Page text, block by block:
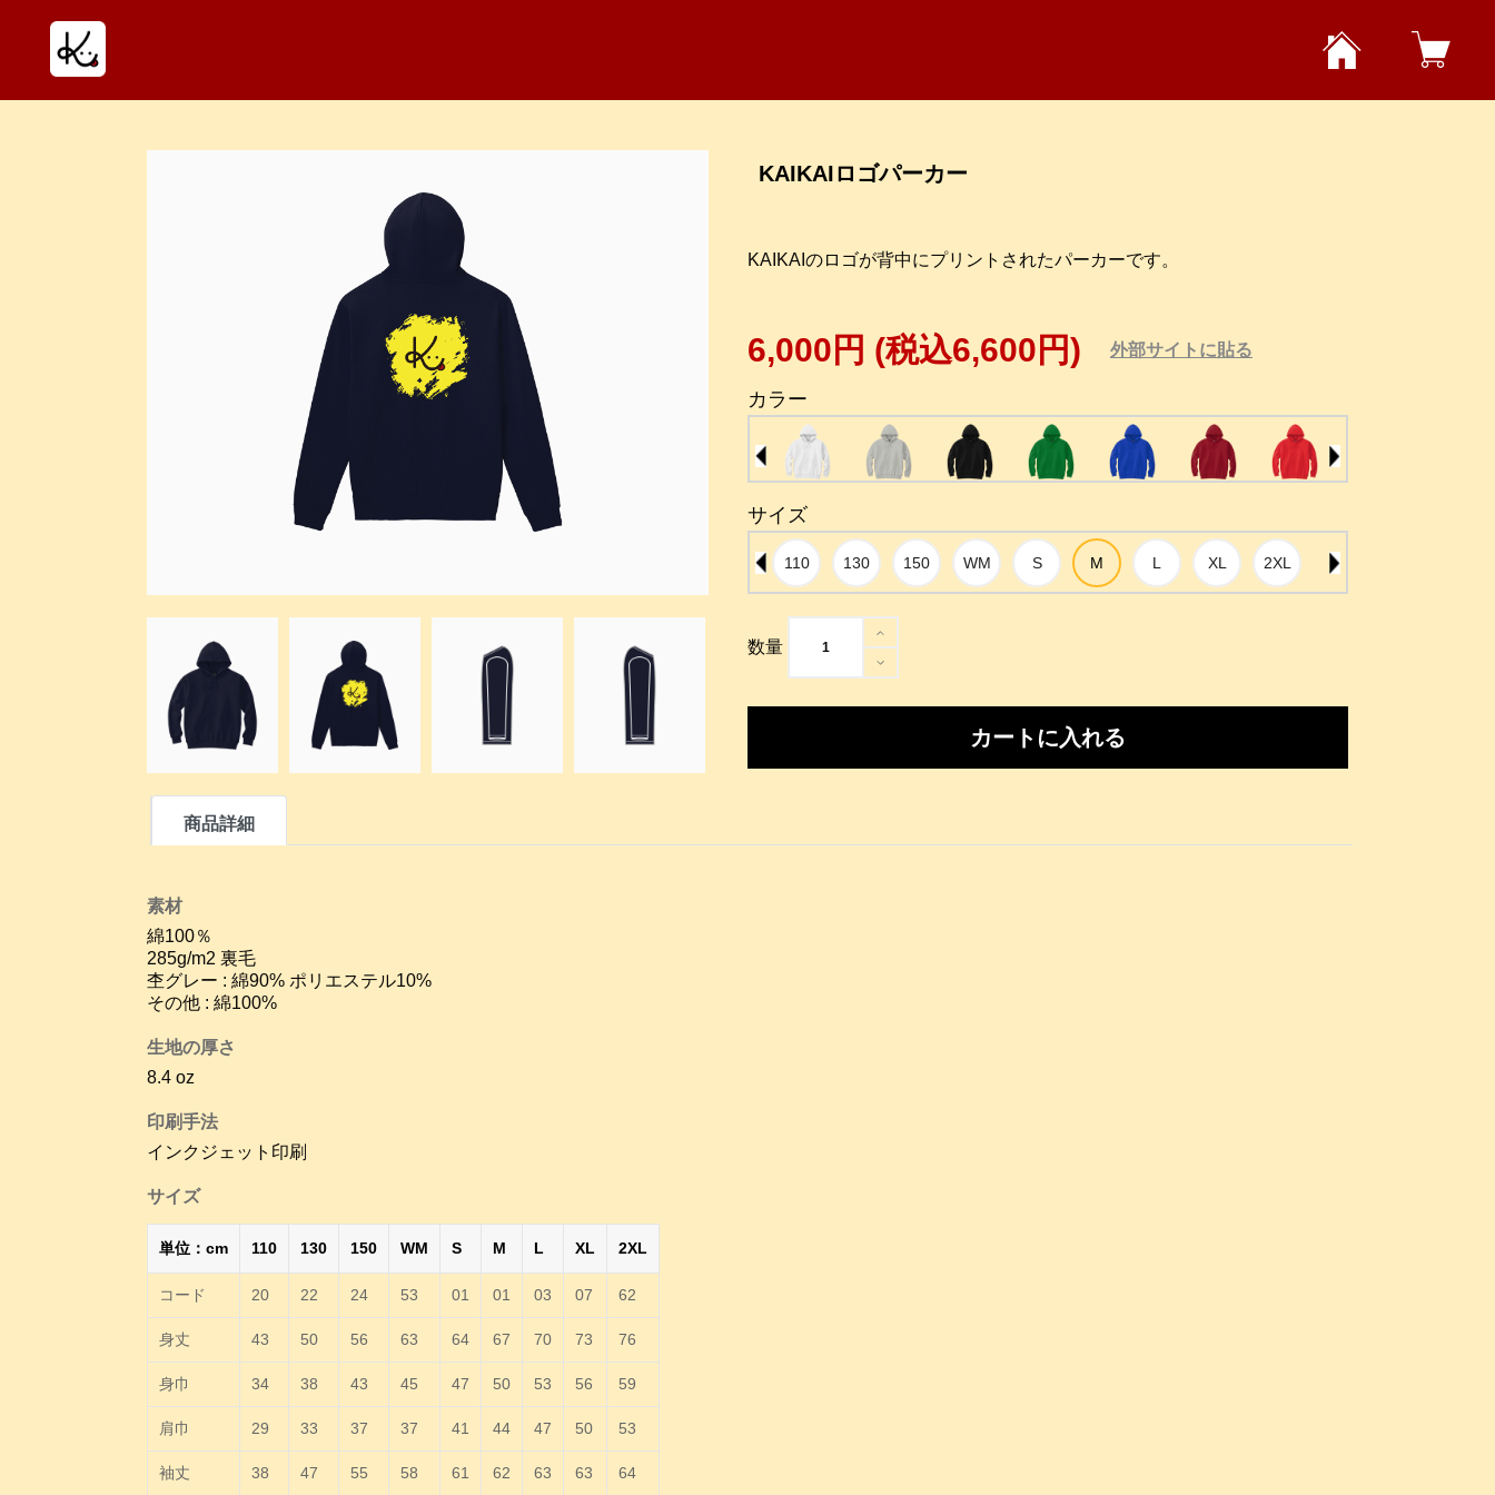
KAIKAIロゴパーカー
KAIKAIのロゴが背中にプリントされたパーカーです。
6,000円 (税込6,600円) 外部サイトに貼る
カラー
サイズ
数量
カートに入れる
商品詳細
素材
綿100％
285g/m2 裏毛
杢グレー : 綿90% ポリエステル10%
その他 : 綿100%
生地の厚さ
8.4 oz
印刷手法
インクジェット印刷
サイズ
単位：cm 110 130 150 WM S M L XL 2XL
コード 20 22 24 53 01 01 03 07 62
身丈 43 50 56 63 64 67 70 73 76
身巾 34 38 43 45 47 50 53 56 59
肩巾 29 33 37 37 41 44 47 50 53
袖丈 38 47 55 58 61 62 63 63 64